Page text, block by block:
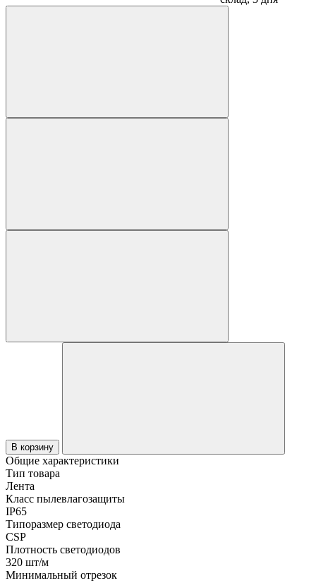
В корзину
Общие характеристики
Тип товара
Лента
Класс пылевлагозащиты
IP65
Типоразмер светодиода
CSP
Плотность светодиодов
320 шт/м
Минимальный отрезок